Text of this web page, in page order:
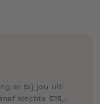
er bij jou uit
slechts €15,-